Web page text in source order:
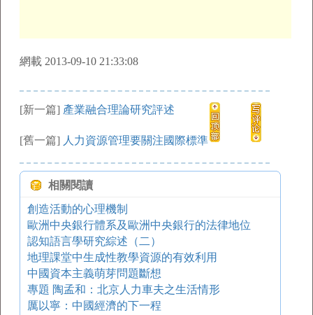
網載 2013-09-10 21:33:08
[新一篇] 產業融合理論研究評述
[舊一篇] 人力資源管理要關注國際標準
相關閱讀
創造活動的心理機制
歐洲中央銀行體系及歐洲中央銀行的法律地位
認知語言學研究綜述（二）
地理課堂中生成性教學資源的有效利用
中國資本主義萌芽問題斷想
專題 陶孟和：北京人力車夫之生活情形
厲以寧：中國經濟的下一程